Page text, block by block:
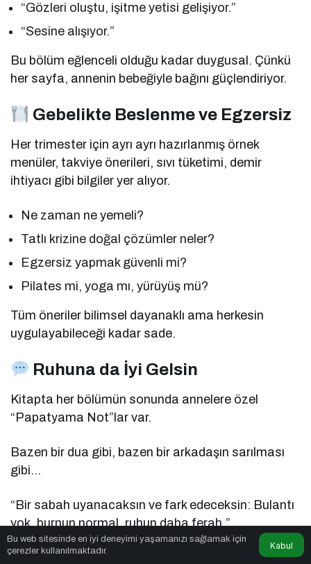
“Gözleri oluştu, işitme yetisi gelişiyor.”
“Sesine alışıyor.”
Bu bölüm eğlenceli olduğu kadar duygusal. Çünkü
her sayfa, annenin bebeğiyle bağını güçlendiriyor.
Gebelikte Beslenme ve Egzersiz
Her trimester için ayrı ayrı hazırlanmış örnek
menüler, takviye önerileri, sıvı tüketimi, demir
ihtiyacı gibi bilgiler yer alıyor.
Ne zaman ne yemeli?
Tatlı krizine doğal çözümler neler?
Egzersiz yapmak güvenli mi?
Pilates mi, yoga mı, yürüyüş mü?
Tüm öneriler bilimsel dayanaklı ama herkesin
uygulayabileceği kadar sade.
Ruhuna da İyi Gelsin
Kitapta her bölümün sonunda annelere özel
“Papatyama Not”lar var.
Bazen bir dua gibi, bazen bir arkadaşın sarılması
gibi…
“Bir sabah uyanacaksın ve fark edeceksin: Bulantı
yok, burnun normal, ruhun daha ferah.”
Böyle yazılar annenin sadece bedenini değil,
Bu web sitesinde en iyi deneyimi yaşamanızı sağlamak için
çerezler kullanılmaktadır.
Kabul